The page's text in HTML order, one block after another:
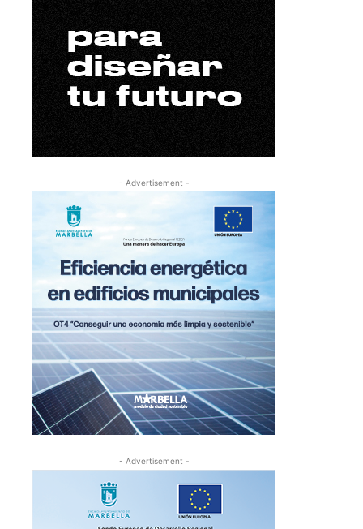
- Advertisement -
- Advertisement -